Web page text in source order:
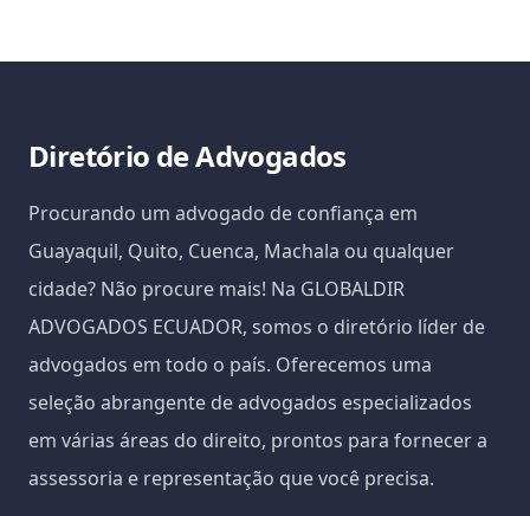
Diretório de Advogados
Procurando um advogado de confiança em
Guayaquil, Quito, Cuenca, Machala ou qualquer
cidade? Não procure mais! Na GLOBALDIR
ADVOGADOS ECUADOR, somos o diretório líder de
advogados em todo o país. Oferecemos uma
seleção abrangente de advogados especializados
em várias áreas do direito, prontos para fornecer a
assessoria e representação que você precisa.